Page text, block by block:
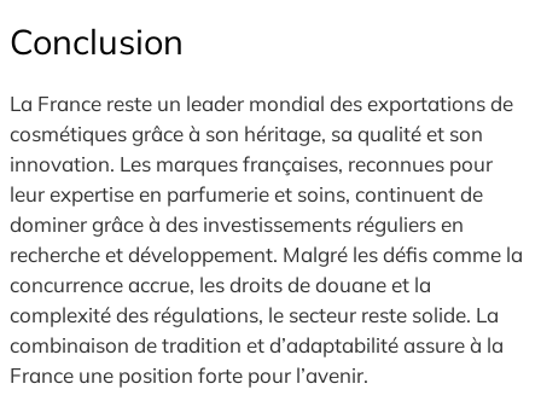
Conclusion
La France reste un leader mondial des exportations de
cosmétiques grâce à son héritage, sa qualité et son
innovation. Les marques françaises, reconnues pour
leur expertise en parfumerie et soins, continuent de
dominer grâce à des investissements réguliers en
recherche et développement. Malgré les défis comme la
concurrence accrue, les droits de douane et la
complexité des régulations, le secteur reste solide. La
combinaison de tradition et d’adaptabilité assure à la
France une position forte pour l’avenir.